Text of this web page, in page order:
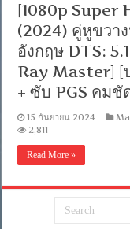
[1080p Super
(2024) คู่หูขวา
อังกฤษ DTS:
Ray Master] [
+ ซับ PGS คม
15 กันยายน 2024
2,811
Read More »